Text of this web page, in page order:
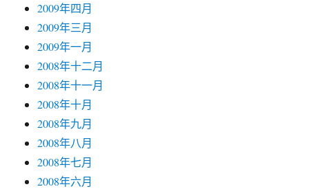
2009年四月
2009年三月
2009年一月
2008年十二月
2008年十一月
2008年十月
2008年九月
2008年八月
2008年七月
2008年六月